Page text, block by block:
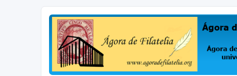
Ágora de Filatelia
Foro sobre filatelia o sobre lo que se tercie. Ágora de Filatelia es un foro